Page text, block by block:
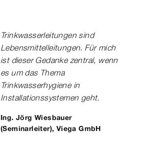
Trinkwasserleitungen sind
Lebensmittelleitungen. Für mich
ist dieser Gedanke zentral, wenn
es um das Thema
Trinkwasserhygiene in
Installationssystemen geht.
Ing. Jörg Wiesbauer
(Seminarleiter), Viega GmbH